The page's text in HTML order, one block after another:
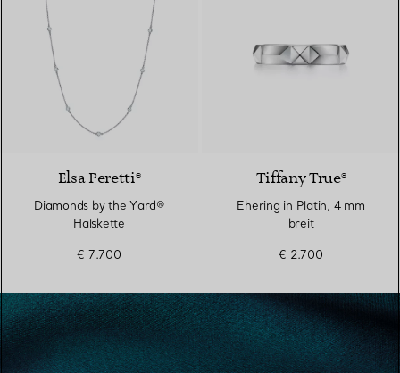
Elsa Peretti®
Diamonds by the Yard®
Halskette
€ 7.700
Tiffany True®
Ehering in Platin, 4 mm
breit
€ 2.700